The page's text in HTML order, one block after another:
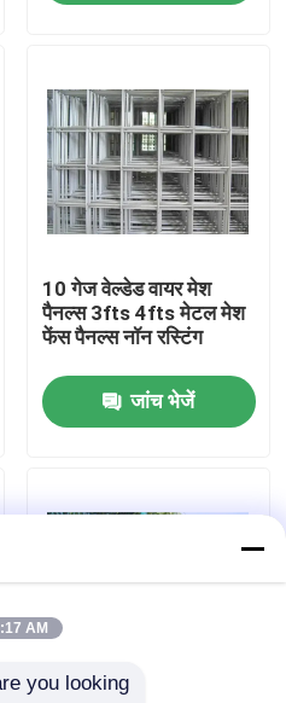
10 गेज वेल्डेड वायर मेश
पैनल्स 3fts 4fts मेटल मेश
फेंस पैनल्स नॉन रस्टिंग
जांच भेजें
AM
you looking